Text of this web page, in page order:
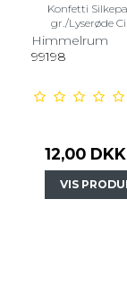
Konfetti
gr./Lyserøde
Himmelrum
99198
12,00 DKK
VIS